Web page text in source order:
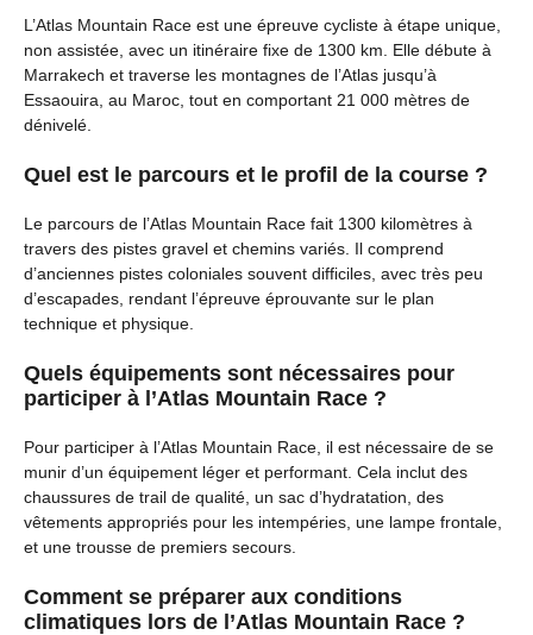
L’Atlas Mountain Race est une épreuve cycliste à étape unique,
non assistée, avec un itinéraire fixe de 1300 km. Elle débute à
Marrakech et traverse les montagnes de l’Atlas jusqu’à
Essaouira, au Maroc, tout en comportant 21 000 mètres de
dénivelé.
Quel est le parcours et le profil de la course ?
Le parcours de l’Atlas Mountain Race fait 1300 kilomètres à
travers des pistes gravel et chemins variés. Il comprend
d’anciennes pistes coloniales souvent difficiles, avec très peu
d’escapades, rendant l’épreuve éprouvante sur le plan
technique et physique.
Quels équipements sont nécessaires pour
participer à l’Atlas Mountain Race ?
Pour participer à l’Atlas Mountain Race, il est nécessaire de se
munir d’un équipement léger et performant. Cela inclut des
chaussures de trail de qualité, un sac d’hydratation, des
vêtements appropriés pour les intempéries, une lampe frontale,
et une trousse de premiers secours.
Comment se préparer aux conditions
climatiques lors de l’Atlas Mountain Race ?